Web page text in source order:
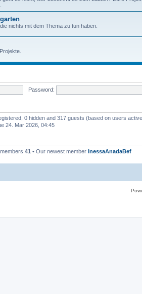
nichts mit dem Thema zu tun haben.
Password:
0 hidden and 317 guests (based on users
24. Mar 2026, 04:45
41 • Our newest member InessaAnadaBef